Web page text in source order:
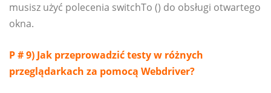
musisz użyć polecenia switchTo () do obsługi otwartego
okna.
P # 9) Jak przeprowadzić testy w różnych
przeglądarkach za pomocą Webdriver?